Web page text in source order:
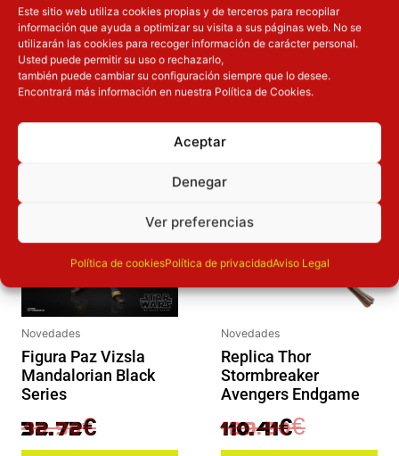
Este sitio web utiliza cookies propias y de terceros para recopilar
información que ayuda a optimizar su visita a sus páginas web. No se
utilizarán las cookies para recoger información de carácter personal.
Usted puede permitir su uso o rechazarlo,
también puede cambiar su configuración siempre que lo desee.
Encontrará más información en nuestra Política de Cookies.
Aceptar
Denegar
Ver preferencias
Política de cookiesPolítica de privacidadAviso Legal
OTROS PRODUCTOS QUE TE
Novedades
Figura Paz Vizsla
Mandalorian Black
Series
40.90€
El precio original era: 40.90€.
32.72€
El precio actual es: 32.72€.
Novedades
Replica Thor
Stormbreaker
Avengers Endgame
129.90€
110.41€